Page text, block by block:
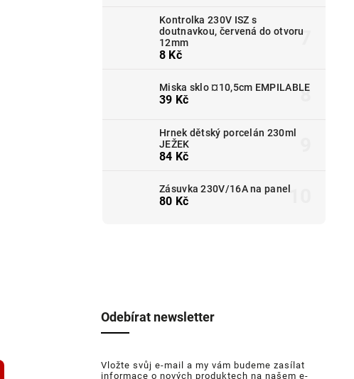
Kontrolka 230V ISZ s
doutnavkou, červená do otvoru
12mm
8 Kč
Miska sklo ¤10,5cm EMPILABLE
39 Kč
Hrnek dětský porcelán 230ml
JEŽEK
84 Kč
Zásuvka 230V/16A na panel
80 Kč
Odebírat newsletter
Vložte svůj e-mail a my vám budeme zasílat
informace o nových produktech na našem e-